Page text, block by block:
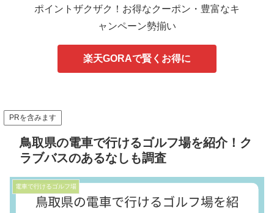
ポイントザクザク！お得なクーポン・豊富なキ
ャンペーン勢揃い
楽天GORAで賢くお得に
PRを含みます
鳥取県の電車で行けるゴルフ場を紹介！ク
ラブバスのあるなしも調査
電車で行けるゴルフ場